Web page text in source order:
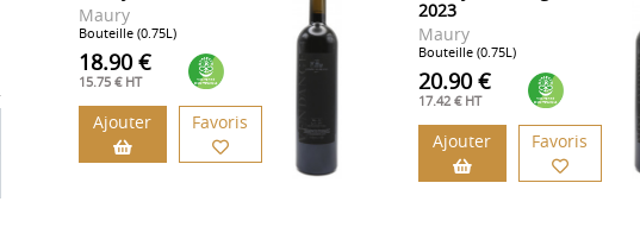
Maury
Bouteille (0.75L)
18.90 €
15.75 € HT
Ajouter Favoris
2023
Maury
Bouteille (0.75L)
20.90 €
17.42 € HT
Ajouter Favoris